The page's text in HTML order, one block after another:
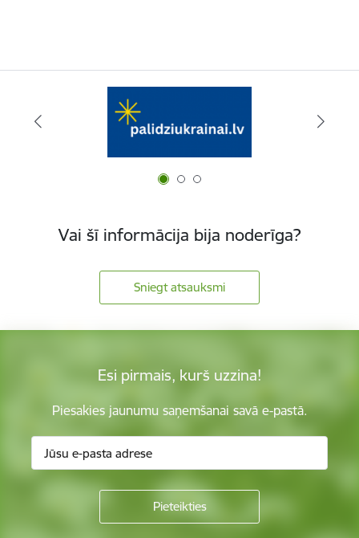
Vai šī informācija bija noderīga?
Sniegt atsauksmi
Esi pirmais, kurš uzzina!
Piesakies jaunumu saņemšanai savā e-pastā.